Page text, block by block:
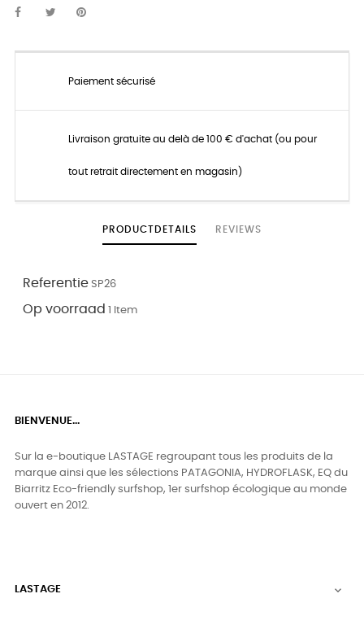
Paiement sécurisé
Livraison gratuite au delà de 100 € d'achat (ou pour
tout retrait directement en magasin)
PRODUCTDETAILS REVIEWS
Referentie SP26
Op voorraad 1 Item
BIENVENUE...
Sur la e-boutique LASTAGE regroupant tous les produits de la
marque ainsi que les sélections PATAGONIA, HYDROFLASK, EQ du
Biarritz Eco-friendly surfshop, 1er surfshop écologique au monde
ouvert en 2012.
LASTAGE 